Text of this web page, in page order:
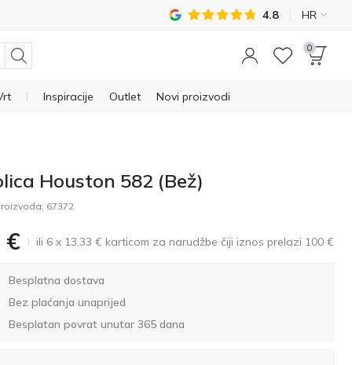
4.8 HR
0
Inspiracije Outlet Novi proizvodi
Houston 582 (Bež)
67372
€ ili 6 x 13.33 € karticom za narudžbe čiji iznos prelazi 100 €
Besplatna dostava
Bez plaćanja unaprijed
Besplatan povrat unutar 365 dana